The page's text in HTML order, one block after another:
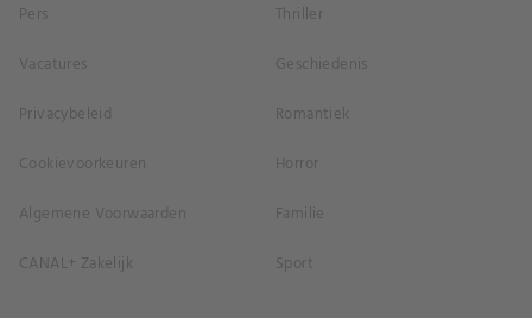
Pers
Vacatures
Privacybeleid
Cookievoorkeuren
Algemene Voorwaarden
CANAL+ Zakelijk
Thriller
Geschiedenis
Romantiek
Horror
Familie
Sport